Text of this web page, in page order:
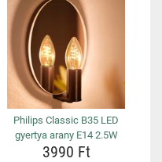
Philips Classic B35 LED
gyertya arany E14 2.5W
3990 Ft